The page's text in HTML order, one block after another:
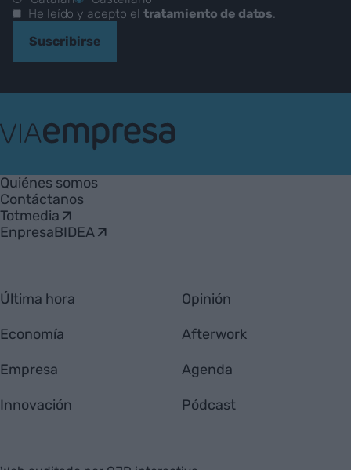
He leído y acepto el tratamiento de datos.
Suscribirse
Empresa
Quiénes somos
Contáctanos
Totmedia
EnpresaBIDEA
Última hora
Economía
Empresa
Innovación
Opinión
Afterwork
Agenda
Pódcast